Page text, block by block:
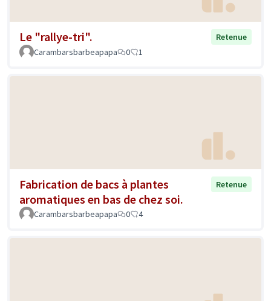
Le "rallye-tri".
Retenue
Carambarsbarbeapapa
0 1
Fabrication de bacs à plantes
aromatiques en bas de chez soi.
Retenue
Carambarsbarbeapapa 0 4